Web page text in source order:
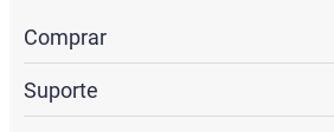
Comprar
Suporte